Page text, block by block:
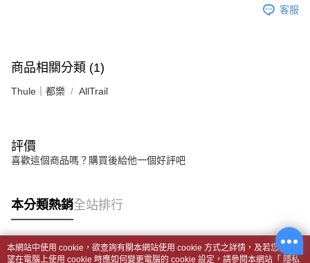
客服
商品相關分類 (1)
Thule｜都樂 AllTrail
評價
喜歡這個商品嗎？購買後給他一個好評吧
本分類熱銷全站排行
熱門標籤
本網站中使用 cookie，欲查詢有關本網站使用 cookie 方式之詳情，及若您不希
望在電腦上使用 cookie 時應如何變更電腦的 cookie 設定，請參閱本網站「 隱私